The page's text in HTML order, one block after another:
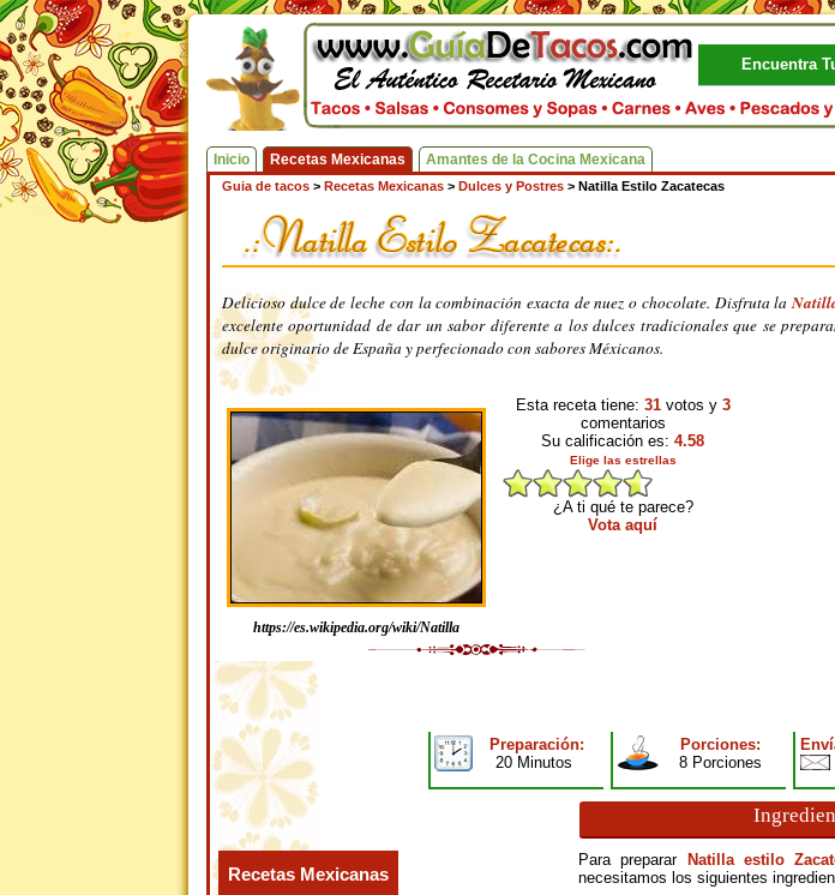
Encuentra
Inicio Recetas Mexicanas Amantes de la Cocina Mexicana
Guia de tacos > Recetas Mexicanas > Dulces y Postres > Natilla Estilo Zacatecas
Delicioso dulce de leche con la combinación exacta de nuez o chocolate. Disfruta la
excelente oportunidad de dar un sabor diferente a los dulces tradicionales que se
dulce originario de España y perfecionado con sabores Méxicanos.
https://es.wikipedia.org/wiki/Natilla
Esta receta tiene: 31votos y 3
comentarios
Su calificación es: 4.58
Elige las estrellas
¿A ti qué te parece?
Vota aquí
Preparación:
20 Minutos
Porciones:
8 Porciones
Para preparar
Natilla estilo
necesitamos los siguientes
Recetas Mexicanas